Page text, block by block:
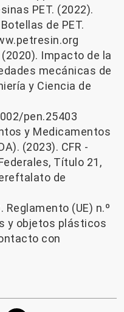
PET. (2022).
de PET.
(2020). Impacto de la
mecánicas de
y Ciencia de
pen.25403
y Medicamentos
(2023). CFR -
Título 21,
de
Reglamento (UE) n.º
y objetos plásticos
con